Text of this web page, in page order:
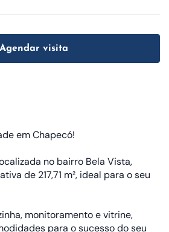
Agendar visita
em Chapecó!
no bairro Bela Vista,
de 217,71 m², ideal para o seu
monitoramento e vitrine,
para o sucesso do seu